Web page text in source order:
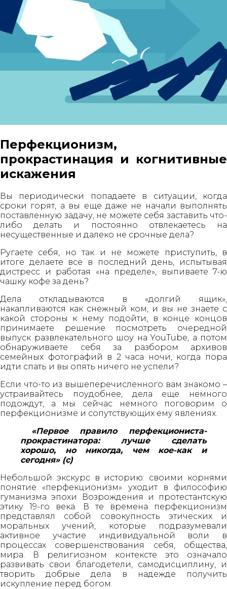
Перфекционизм,
прокрастинация и когнитивные
искажения
Вы периодически попадаете в ситуации, когда
сроки горят, а вы еще даже не начали выполнять
поставленную задачу, не можете себя заставить что-
либо делать и постоянно отвлекаетесь на
несущественные и далеко не срочные дела?
Ругаете себя, но так и не можете приступить, в
итоге делаете всё в последний день, испытывая
дистресс и работая «на пределе», выпиваете 7-ю
чашку кофе за день?
Дела откладываются в «долгий ящик»,
накапливаются как снежный ком, и вы не знаете с
какой стороны к нему подойти, в конце концов
принимаете решение посмотреть очередной
выпуск развлекательного шоу на YouTube, а потом
обнаруживаете себя за разбором архивов
семейных фотографий в 2 часа ночи, когда пора
идти спать и вы опять ничего не успели?
Если что-то из вышеперечисленного вам знакомо –
устраивайтесь поудобнее, дела еще немного
подождут, а мы сейчас немного поговорим о
перфекционизме и сопутствующих ему явлениях.
«Первое правило перфекциониста-
прокрастинатора: лучше сделать
хорошо, но никогда, чем кое-как и
сегодня» (с)
Небольшой экскурс в историю: своими корнями
понятие «перфекционизм» уходит в философию
гуманизма эпохи Возрождения и протестантскую
этику 19-го века. В те времена перфекционизм
представлял собой совокупность этических и
моральных учений, которые подразумевали
активное участие индивидуальной воли в
процессах совершенствования себя, общества,
мира. В религиозном контексте это означало
развивать свои благодетели, самодисциплину, и
творить добрые дела в надежде получить
искупление перед богом.